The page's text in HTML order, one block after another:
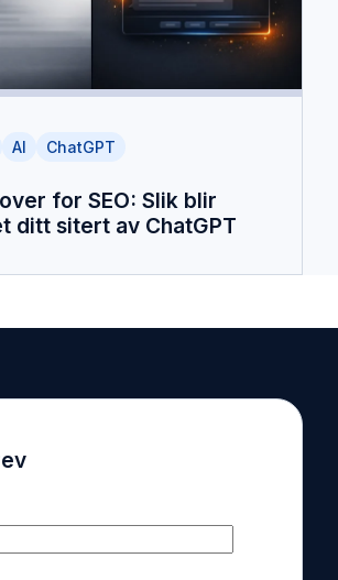
AI ChatGPT
for SEO: Slik blir
ditt sitert av ChatGPT